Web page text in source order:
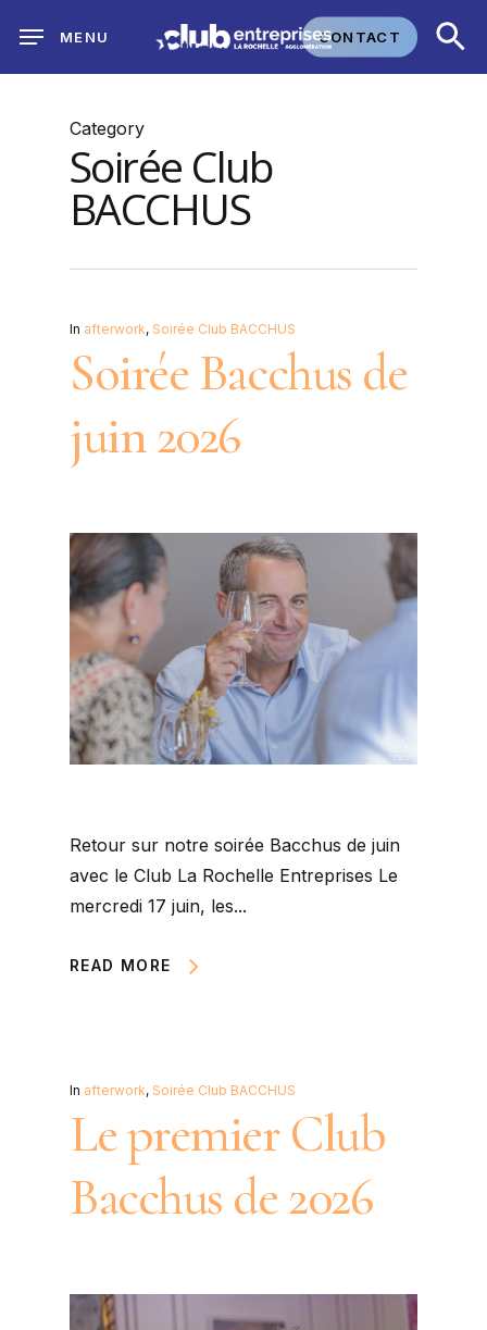
main
CONTACT
MENU
Category
Soirée Club
BACCHUS
In afterwork, Soirée Club BACCHUS
Soirée Bacchus de
juin 2026
Retour sur notre soirée Bacchus de juin
avec le Club La Rochelle Entreprises Le
mercredi 17 juin, les...
READ MORE
In afterwork, Soirée Club BACCHUS
Le premier Club
Bacchus de 2026